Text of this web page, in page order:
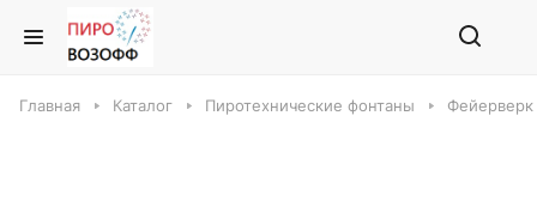
Главная Каталог Пиротехнические фонтаны Фейерверк